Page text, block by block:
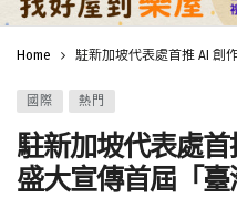
Home 駐新加坡代表處首推 AI 創
國際 熱門
駐新加坡代表處
盛大宣傳首屆「臺